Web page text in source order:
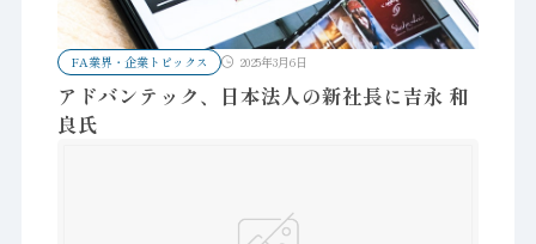
FA業界・企業トピックス 2025年3月6日
アドバンテック、日本法人の新社長に吉永 和
良氏